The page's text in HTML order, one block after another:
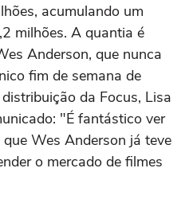
acumulando um
milhões. A quantia é
Anderson, que nunca
fim de semana de
da Focus, Lisa
"É fantástico ver
Wes Anderson já teve
o mercado de filmes